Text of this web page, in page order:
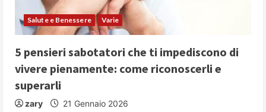
Salute e Benessere Varie
5 pensieri sabotatori che ti impediscono di
vivere pienamente: come riconoscerli e
superarli
zary 21 Gennaio 2026